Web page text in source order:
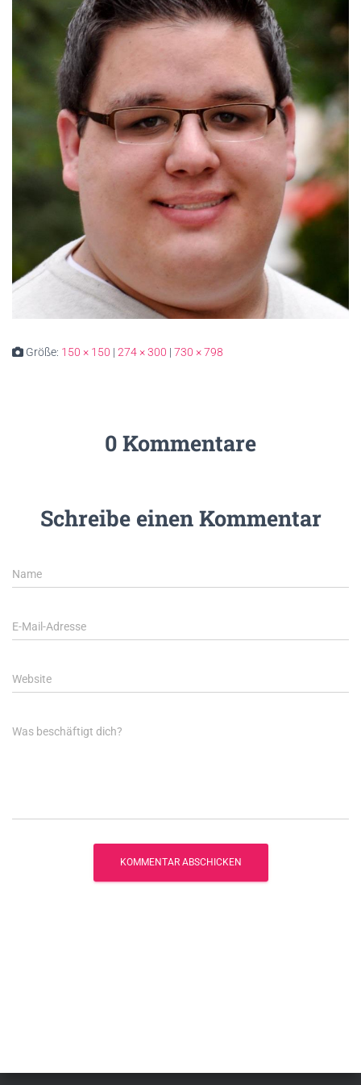
Größe: 150 × 150 | 274 × 300 | 730 × 798
0 Kommentare
Schreibe einen Kommentar
Name
E-Mail-Adresse
Website
Was beschäftigt dich?